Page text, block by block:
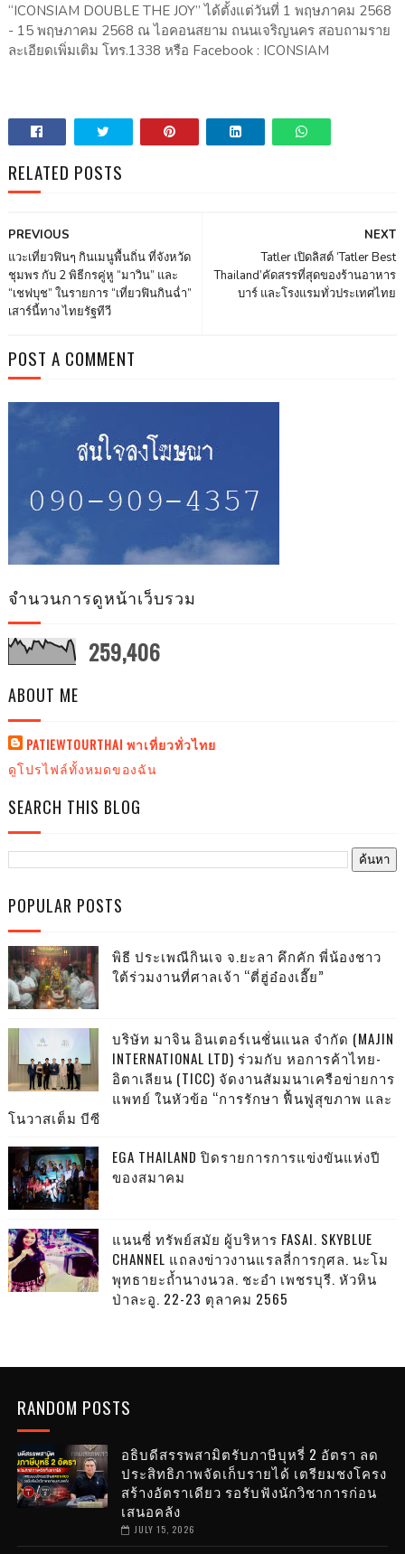
“ICONSIAM DOUBLE THE JOY” ได้ตั้งแต่วันที่ 1 พฤษภาคม 2568
- 15 พฤษภาคม 2568 ณ ไอคอนสยาม ถนนเจริญนคร สอบถามราย
ละเอียดเพิ่มเติม โทร.1338 หรือ Facebook : ICONSIAM
RELATED POSTS
NEXT
Tatler เปิดลิสต์ ‘Tatler Best
Thailand’คัดสรรที่สุดของร้านอาหาร
บาร์ และโรงแรมทั่วประเทศไทย
PREVIOUS
แวะเที่ยวฟินๆ กินเมนูพื้นถิ่น ที่จังหวัด
ชุมพร กับ 2 พิธีกรคู่หู “มาวิน” และ
“เชฟบุช” ในรายการ “เที่ยวฟินกินฉ่ำ”
เสาร์นี้ทาง ไทยรัฐทีวี
POST A COMMENT
จำนวนการดูหน้าเว็บรวม
259,406
ABOUT ME
PATIEWTOURTHAI พาเที่ยวทั่วไทย
ดูโปรไฟล์ทั้งหมดของฉัน
SEARCH THIS BLOG
POPULAR POSTS
พิธี ประเพณีกินเจ จ.ยะลา คึกคัก พี่น้องชาว
ใต้ร่วมงานที่ศาลเจ้า “ตี่ฮู่อ๋องเอี๊ย”
บริษัท มาจิน อินเตอร์เนชั่นแนล จำกัด (MAJIN
INTERNATIONAL LTD) ร่วมกับ หอการค้าไทย-
อิตาเลียน (TICC) จัดงานสัมมนาเครือข่ายการ
แพทย์ ในหัวข้อ “การรักษา ฟื้นฟูสุขภาพ และ
โนวาสเต็ม บีซี
EGA THAILAND ปิดรายการการแข่งขันแห่งปี
ของสมาคม
แนนซี่ ทรัพย์สมัย ผู้บริหาร FASAI. SKYBLUE
CHANNEL แถลงข่าวงานแรลลี่การกุศล. นะโม
พุทธายะถ้ำนางนวล. ชะอำ เพชรบุรี. หัวหิน
ป่าละอู. 22-23 ตุลาคม 2565
RANDOM POSTS
อธิบดีสรรพสามิตรับภาษีบุหรี่ 2 อัตรา ลด
ประสิทธิภาพจัดเก็บรายได้ เตรียมชงโครง
สร้างอัตราเดียว รอรับฟังนักวิชาการก่อน
เสนอคลัง
JULY 15, 2026